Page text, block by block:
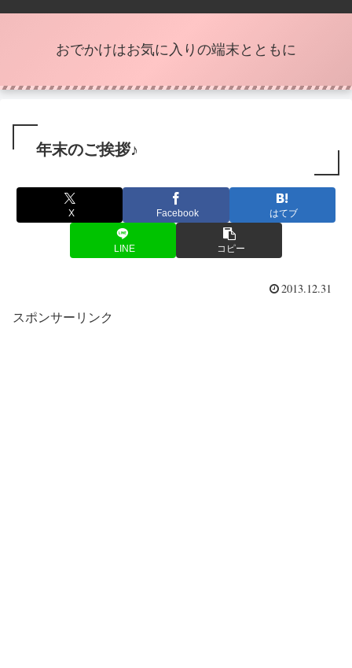
おでかけはお気に入りの端末とともに
年末のご挨拶♪
X Facebook はてブ
LINE コピー
2013.12.31
スポンサーリンク